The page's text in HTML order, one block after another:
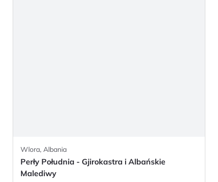
Wlora, Albania
Perły Południa - Gjirokastra i Albańskie
Malediwy